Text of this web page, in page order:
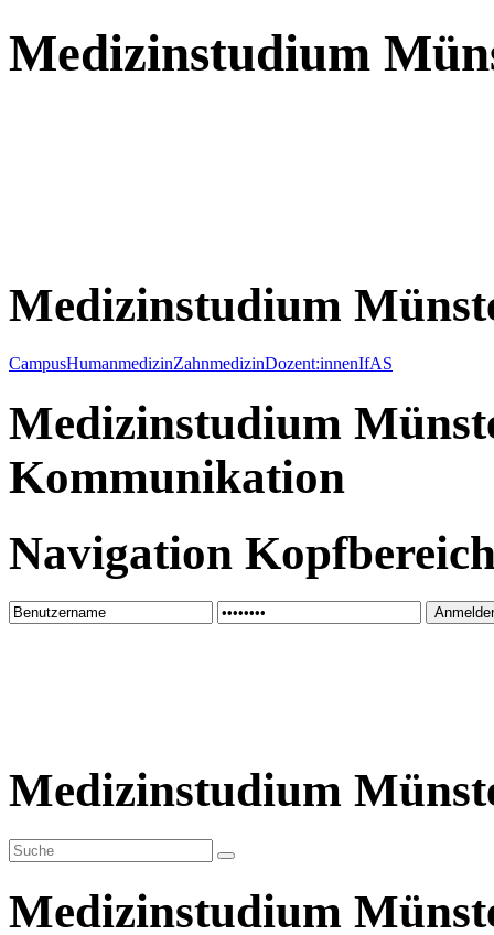
Medizinstudium
Medizinstudium
CampusHumanmedizinZahnmedizinDozent:innenIfAS
Medizinstudium
Kommunikation
Navigation
Medizinstudium
Medizinstudium